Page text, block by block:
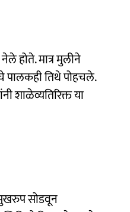
होते. मात्र मुलीने
पालकही तिथे पोहचले.
शाळेव्यतिरिक्त या
सोडवून